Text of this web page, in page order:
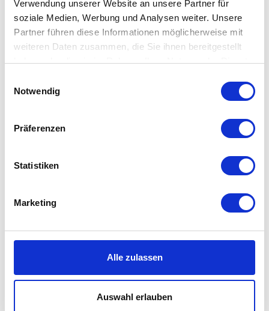
Verwendung unserer Website an unsere Partner für
soziale Medien, Werbung und Analysen weiter. Unsere
Partner führen diese Informationen möglicherweise mit
weiteren Daten zusammen, die Sie ihnen bereitgestellt
haben oder die sie im Rahmen Ihrer Nutzung der Dienste
Datenschutzerklärung
Notwendig
Präferenzen
Statistiken
Marketing
Alle zulassen
Auswahl erlauben
Granholmen
Ab19,90 €
Varianten